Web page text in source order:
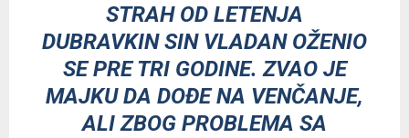
STRAH OD LETENJA
DUBRAVKIN SIN VLADAN OŽENIO
SE PRE TRI GODINE. ZVAO JE
MAJKU DA DOĐE NA VENČANJE,
ALI ZBOG PROBLEMA SA